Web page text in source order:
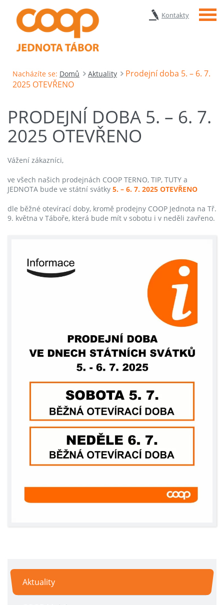
Kontakty Menu
Nacházíte se: Domů Aktuality
Prodejní doba 5. – 6. 7.
2025 OTEVŘENO
PRODEJNÍ DOBA 5. – 6. 7.
2025 OTEVŘENO
Vážení zákazníci,
ve všech našich prodejnách COOP TERNO, TIP, TUTY a
JEDNOTA bude ve státní svátky 5. – 6. 7. 2025 OTEVŘENO
dle běžné otevírací doby, kromě prodejny COOP Jednota na Tř.
9. května v Táboře, která bude mít v sobotu i v neděli zavřeno.
Aktuality